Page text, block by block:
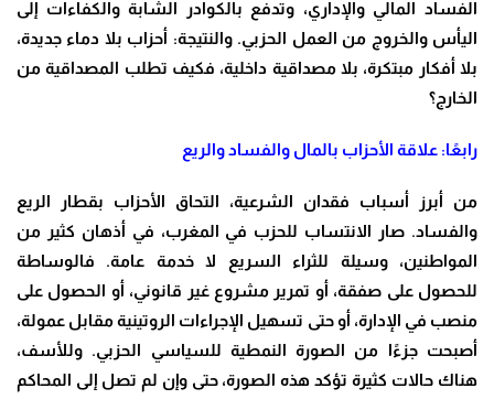
الفساد المالي والإداري، وتدفع بالكوادر الشابة والكفاءات إلى
اليأس والخروج من العمل الحزبي. والنتيجة: أحزاب بلا دماء جديدة،
بلا أفكار مبتكرة، بلا مصداقية داخلية، فكيف تطلب المصداقية من
الخارج؟
رابعًا: علاقة الأحزاب بالمال والفساد والريع
من أبرز أسباب فقدان الشرعية، التحاق الأحزاب بقطار الريع
والفساد. صار الانتساب للحزب في المغرب، في أذهان كثير من
المواطنين، وسيلة للثراء السريع لا خدمة عامة. فالوساطة
للحصول على صفقة، أو تمرير مشروع غير قانوني، أو الحصول على
منصب في الإدارة، أو حتى تسهيل الإجراءات الروتينية مقابل عمولة،
أصبحت جزءًا من الصورة النمطية للسياسي الحزبي. وللأسف،
هناك حالات كثيرة تؤكد هذه الصورة، حتى وإن لم تصل إلى المحاكم